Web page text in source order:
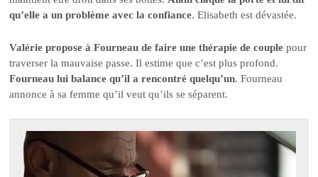
qu’elle a un problème avec la confiance. Elisabeth est dévastée.
Valérie propose à Fourneau de faire une thérapie de couple pour
traverser la mauvaise passe. Il estime que c’est plus profond.
Fourneau lui balance qu’il a rencontré quelqu’un. Fourneau
annonce à sa femme qu’il veut qu’ils se séparent.